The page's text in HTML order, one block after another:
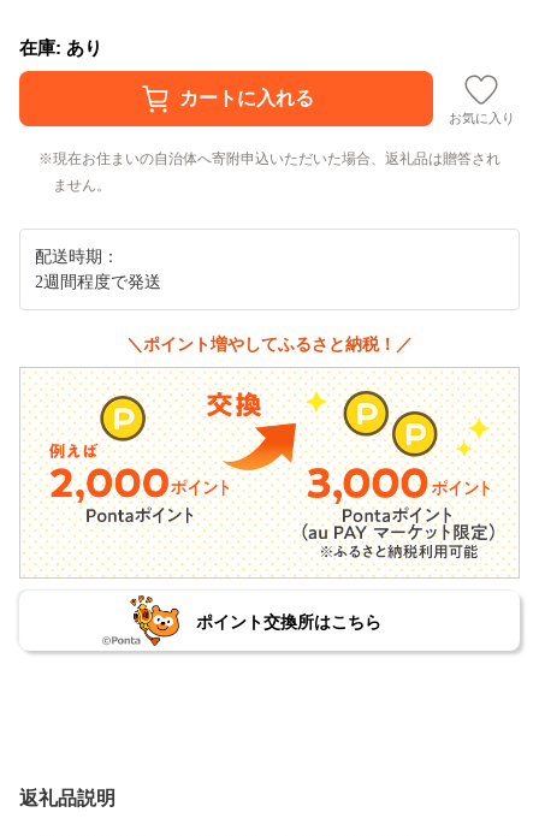
在庫: あり
お気に入り
現在お住まいの自治体へ寄附申込いただいた場合、返礼品は贈答され
ません。
配送時期：
2週間程度で発送
＼ポイント増やしてふるさと納税！／
ポイント交換所はこちら
返礼品説明